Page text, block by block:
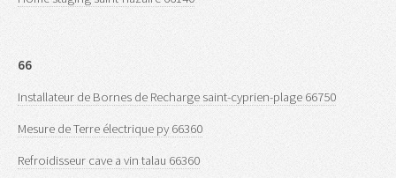
66
Installateur de Bornes de Recharge saint-cyprien-plage 66750
Mesure de Terre électrique py 66360
Refroidisseur cave a vin talau 66360